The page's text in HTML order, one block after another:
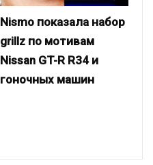
Nismo показала набор
grillz по мотивам
Nissan GT-R R34 и
гоночных машин